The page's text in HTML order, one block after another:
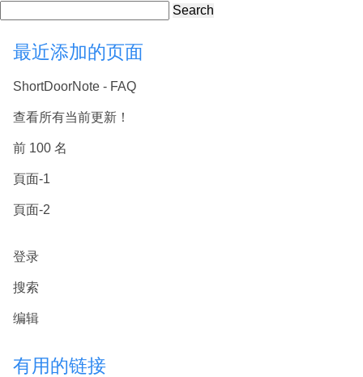
Search
最近添加的页面
ShortDoorNote - FAQ
查看所有当前更新！
前 100 名
頁面-1
頁面-2
登录
搜索
编辑
有用的链接